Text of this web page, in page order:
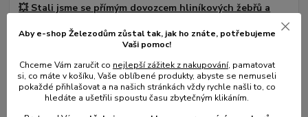
💥 Stali jsme se přímým dovozcem hliníkových žebřů a
číst celé
Aby e-shop Železodům zůstal tak, jak ho znáte, potřebujeme
Vaši pomoc!
Chceme Vám zaručit co nejlepší zážitek z nakupování, pamatovat
si, co máte v košíku, Vaše oblíbené produkty, abyste se nemuseli
pokaždé přihlašovat a na našich stránkách vždy rychle našli to, co
hledáte a ušetřili spoustu času zbytečným klikáním.